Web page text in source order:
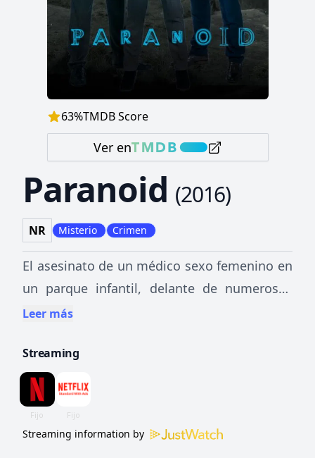
63%TMDB Score
Ver en
Paranoid (2016)
NR Misterio Crimen
El asesinato de un médico sexo femenino en
un parque infantil, delante de numerosos
testigos, crea en un grupo de detectives un
investigar a través de Europa.
Leer más
Streaming
Streaming information by